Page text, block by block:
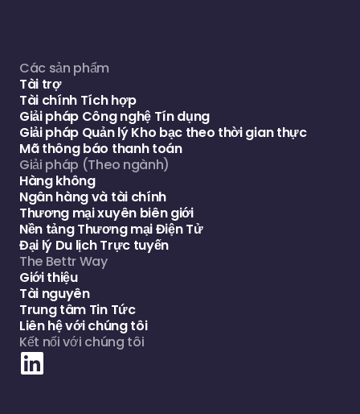
Các sản phẩm
Tài trợ
Tài chính Tích hợp
Giải pháp Công nghệ Tín dụng
Giải pháp Quản lý Kho bạc theo thời gian thực
Mã thông báo thanh toán
Giải pháp (Theo ngành)
Hàng không
Ngân hàng và tài chính
Thương mại xuyên biên giới
Nền tảng Thương mại Điện Tử
Đại lý Du lịch Trực tuyến
The Bettr Way
Giới thiệu
Tài nguyên
Trung tâm Tin Tức
Liên hệ với chúng tôi
Kết nối với chúng tôi